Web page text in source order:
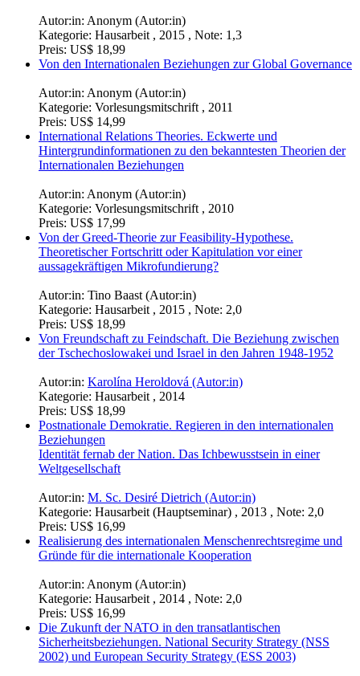
Autor:in: Anonym (Autor:in)
Kategorie: Hausarbeit , 2015 , Note: 1,3
Preis: US$ 18,99
Von den Internationalen Beziehungen zur Global Governance
Autor:in: Anonym (Autor:in)
Kategorie: Vorlesungsmitschrift , 2011
Preis: US$ 14,99
International Relations Theories. Eckwerte und
Hintergrundinformationen zu den bekanntesten Theorien der
Internationalen Beziehungen
Autor:in: Anonym (Autor:in)
Kategorie: Vorlesungsmitschrift , 2010
Preis: US$ 17,99
Von der Greed-Theorie zur Feasibility-Hypothese.
Theoretischer Fortschritt oder Kapitulation vor einer
aussagekräftigen Mikrofundierung?
Autor:in: Tino Baast (Autor:in)
Kategorie: Hausarbeit , 2015 , Note: 2,0
Preis: US$ 18,99
Von Freundschaft zu Feindschaft. Die Beziehung zwischen
der Tschechoslowakei und Israel in den Jahren 1948-1952
Autor:in: Karolína Heroldová (Autor:in)
Kategorie: Hausarbeit , 2014
Preis: US$ 18,99
Postnationale Demokratie. Regieren in den internationalen
Beziehungen
Identität fernab der Nation. Das Ichbewusstsein in einer
Weltgesellschaft
Autor:in: M. Sc. Desiré Dietrich (Autor:in)
Kategorie: Hausarbeit (Hauptseminar) , 2013 , Note: 2,0
Preis: US$ 16,99
Realisierung des internationalen Menschenrechtsregime und
Gründe für die internationale Kooperation
Autor:in: Anonym (Autor:in)
Kategorie: Hausarbeit , 2014 , Note: 2,0
Preis: US$ 16,99
Die Zukunft der NATO in den transatlantischen
Sicherheitsbeziehungen. National Security Strategy (NSS
2002) und European Security Strategy (ESS 2003)